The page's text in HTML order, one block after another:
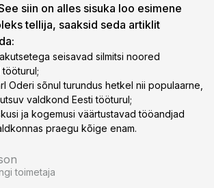
siin on alles sisuka loo esimene
tellija, saaksid seda artiklit
seisavad silmitsi noored
Oderi sõnul turundus hetkel nii populaarne,
valdkond Eesti tööturul;
ja kogemusi väärtustavad tööandjad
praegu kõige enam.
toimetaja